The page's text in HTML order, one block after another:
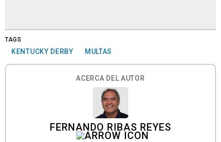
TAGS
KENTUCKY DERBY MULTAS
ACERCA DEL AUTOR
FERNANDO RIBAS REYES